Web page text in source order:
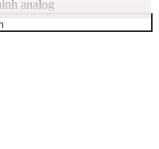
analog